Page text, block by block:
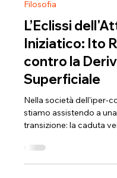
Tommaso Garofalo
Filosofia
L’Eclissi
Iniziatico: Ito
contro la
Superficiale
​Nella società dell'iper-
stiamo assistendo a